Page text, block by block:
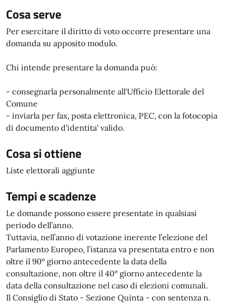
Cosa serve
Per esercitare il diritto di voto occorre presentare una
domanda su apposito modulo.
Chi intende presentare la domanda può:
- consegnarla personalmente all'Ufficio Elettorale del
Comune
- inviarla per fax, posta elettronica, PEC, con la fotocopia
di documento d'identita' valido.
Cosa si ottiene
Liste elettorali aggiunte
Tempi e scadenze
Le domande possono essere presentate in qualsiasi
periodo dell’anno.
Tuttavia, nell’anno di votazione inerente l’elezione del
Parlamento Europeo, l’istanza va presentata entro e non
oltre il 90° giorno antecedente la data della
consultazione, non oltre il 40° giorno antecedente la
data della consultazione nel caso di elezioni comunali.
Il Consiglio di Stato - Sezione Quinta - con sentenza n.